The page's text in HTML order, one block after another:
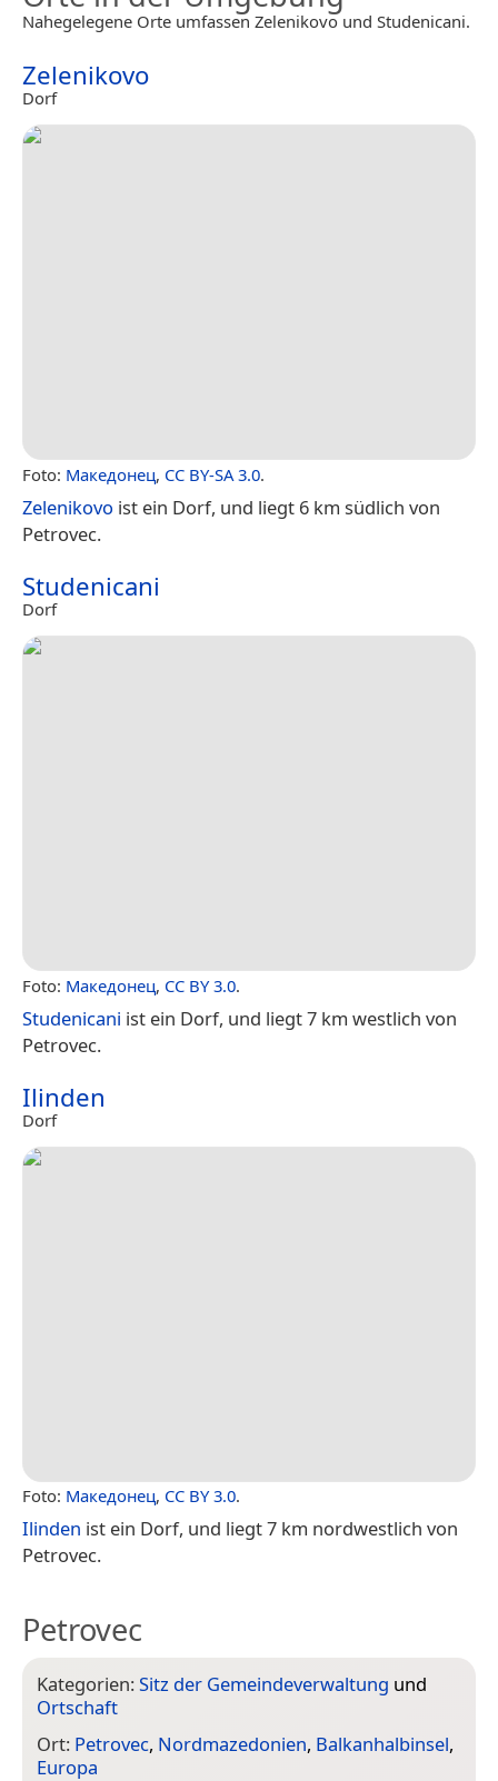
Nahegelegene Orte umfassen Zelenikovo und Studenicani.
Zelenikovo
Dorf
Foto: Македонец, CC BY-SA 3.0.
Zelenikovo ist ein Dorf, und liegt 6 km südlich von
Petrovec.
Studenicani
Dorf
Foto: Македонец, CC BY 3.0.
Studenicani ist ein Dorf, und liegt 7 km westlich von
Petrovec.
Ilinden
Dorf
Foto: Македонец, CC BY 3.0.
Ilinden ist ein Dorf, und liegt 7 km nordwestlich von
Petrovec.
Petrovec
Kategorien:Sitz der Gemeindeverwaltung und
Ortschaft
Ort: Petrovec, Nordmazedonien, Balkanhalbinsel,
Europa